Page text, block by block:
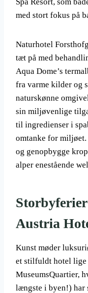
med stort fokus på
Naturhotel
tæt på med
Aqua Dome’s
fra varme kilder og
naturskønne
sin miljøvenlige
til ingredienser i
omtanke for miljøet.
og genopbygge
alper enestående
Austria
Kunst møder
et stilfuldt hotel lige
MuseumsQuartier,
længste i byen!) har